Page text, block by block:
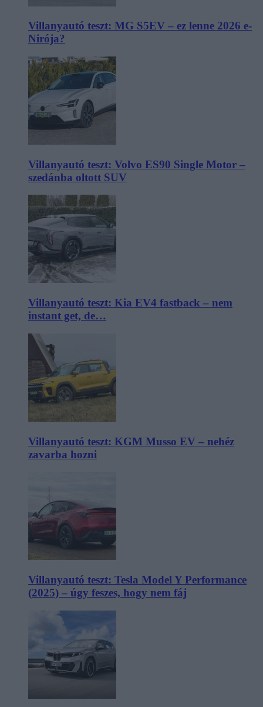
Villanyautó teszt: MG S5EV – ez lenne 2026 e-
Nirója?
Villanyautó teszt: Volvo ES90 Single Motor –
szedánba oltott SUV
Villanyautó teszt: Kia EV4 fastback – nem
instant get, de…
Villanyautó teszt: KGM Musso EV – nehéz
zavarba hozni
Villanyautó teszt: Tesla Model Y Performance
(2025) – úgy feszes, hogy nem fáj